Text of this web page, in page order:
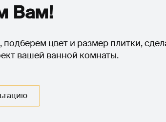
Вам!
цвет и размер плитки,
вашей ванной комнаты.